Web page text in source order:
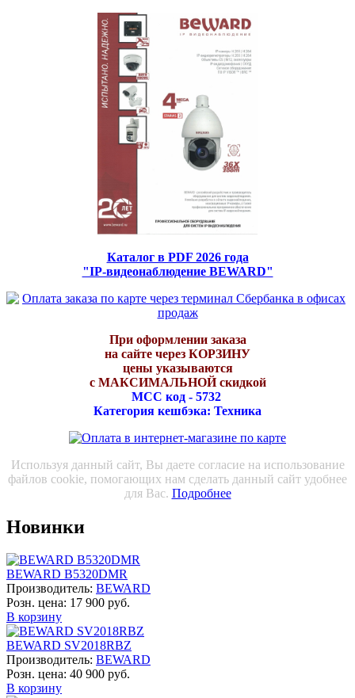
Каталог в PDF 2026 года
"IP-видеонаблюдение BEWARD"
При оформлении заказа
на сайте через КОРЗИНУ
цены указываются
с МАКСИМАЛЬНОЙ скидкой
МСС код - 5732
Категория кешбэка: Техника
Используя данный сайт, Вы даете согласие на использование
файлов cookie, помогающих нам сделать данный сайт удобнее
для Вас. Подробнее
Новинки
BEWARD B5320DMR
Производитель: BEWARD
Розн. цена: 17 900 руб.
В корзину
BEWARD SV2018RBZ
Производитель: BEWARD
Розн. цена: 40 900 руб.
В корзину